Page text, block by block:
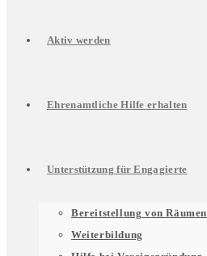
Aktiv werden
Ehrenamtliche Hilfe erhalten
Unterstützung für Engagierte
Bereitstellung von Räumen
Weiterbildung